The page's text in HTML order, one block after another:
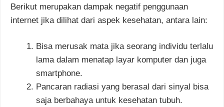
Berikut merupakan dampak negatif penggunaan
internet jika dilihat dari aspek kesehatan, antara lain:
Bisa merusak mata jika seorang individu terlalu
lama dalam menatap layar komputer dan juga
smartphone.
Pancaran radiasi yang berasal dari sinyal bisa
saja berbahaya untuk kesehatan tubuh.